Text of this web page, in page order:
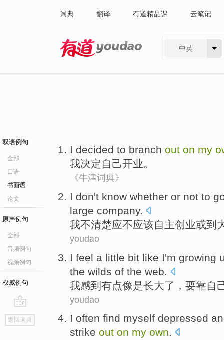
词典 翻译 有道精品课 云笔记
中英
双语例句
全部
口语
书面语
论文
原声例句
全部
音频例句
视频例句
权威例句
go
top
返回词典
I decided to branch out on my
我决定 自己开业。
《牛津词典》
I don't know whether or not to
large company.
我不清楚应不应该自主创业或到
youdao
I feel a little bit like I'm growing
the wilds of the web.
我感到 有点像是长大了， 要靠自
youdao
I often find myself depressed
strike out on my own.